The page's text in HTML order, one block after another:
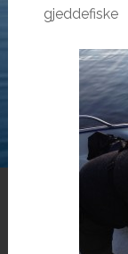
gjeddefiske